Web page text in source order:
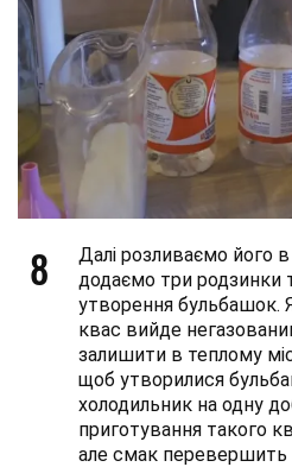
8
Далі розливаємо його
додаємо три родзинки
утворення бульбашок.
квас вийде
залишити в теплому
щоб утворилися
холодильник на одну
приготування такого
але смак перевершить